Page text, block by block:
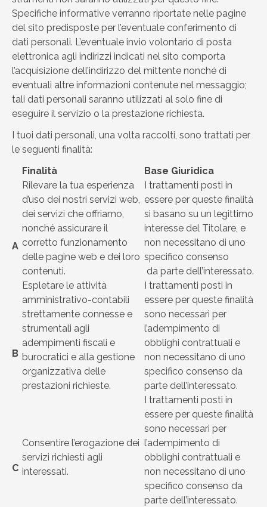
Specifiche informative verranno riportate nelle pagine
del sito predisposte per l’eventuale conferimento di
dati personali. L’eventuale invio volontario di posta
elettronica agli indirizzi indicati nel sito comporta
l’acquisizione dell’indirizzo del mittente nonché di
eventuali altre informazioni contenute nel messaggio;
tali dati personali saranno utilizzati al solo fine di
eseguire il servizio o la prestazione richiesta.
I tuoi dati personali, una volta raccolti, sono trattati per
le seguenti finalità:
Finalità
Base Giuridica
A
Rilevare la tua esperienza
d’uso dei nostri servizi web,
dei servizi che offriamo,
nonché assicurare il
corretto funzionamento
delle pagine web e dei loro
contenuti.
I trattamenti posti in
essere per queste finalità
si basano su un legittimo
interesse del Titolare, e
non necessitano di uno
specifico consenso
da parte dell’interessato.
B
Espletare le attività
amministrativo-contabili
strettamente connesse e
strumentali agli
adempimenti fiscali e
burocratici e alla gestione
organizzativa delle
prestazioni richieste.
I trattamenti posti in
essere per queste finalità
sono necessari per
l’adempimento di
obblighi contrattuali e
non necessitano di uno
specifico consenso da
parte dell’interessato.
C
Consentire l’erogazione dei
servizi richiesti agli
interessati.
I trattamenti posti in
essere per queste finalità
sono necessari per
l’adempimento di
obblighi contrattuali e
non necessitano di uno
specifico consenso da
parte dell’interessato.